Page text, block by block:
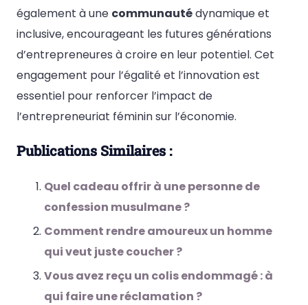
également à une communautédynamique et
inclusive, encourageant les futures générations
d’entrepreneures à croire en leur potentiel. Cet
engagement pour l’égalité et l’innovation est
essentiel pour renforcer l’impact de
l’entrepreneuriat féminin sur l’économie.
Publications Similaires :
Quel cadeau offrir à une personne de
confession musulmane ?
Comment rendre amoureux un homme
qui veut juste coucher ?
Vous avez reçu un colis endommagé : à
qui faire une réclamation ?